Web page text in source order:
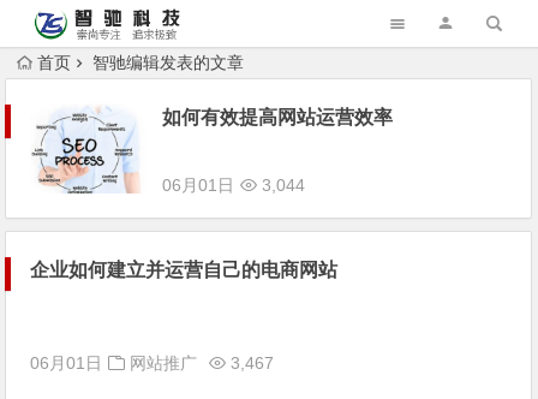
首页 智驰编辑发表的文章
如何有效提高网站运营效率
06月01日 3,044
企业如何建立并运营自己的电商网站
06月01日 网站推广 3,467